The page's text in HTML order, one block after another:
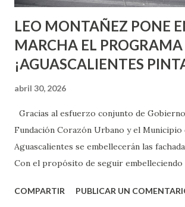
LEO MONTAÑEZ PONE
MARCHA EL PROGRAMA
¡AGUASCALIENTES
abril 30, 2026
Gracias al esfuerzo conjunto de
Fundación Corazón Urbano y el Municipio
Aguascalientes se embellecerán las
Con el propósito de seguir embelleciendo
municipal, Leo Montañez dio inicio al
COMPARTIR PUBLICAR UN